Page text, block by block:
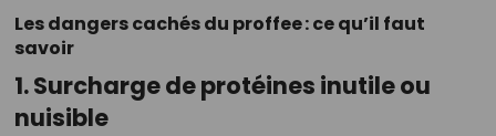
Les dangers cachés du proffee : ce qu’il faut
savoir
1. Surcharge de protéines inutile ou
nuisible